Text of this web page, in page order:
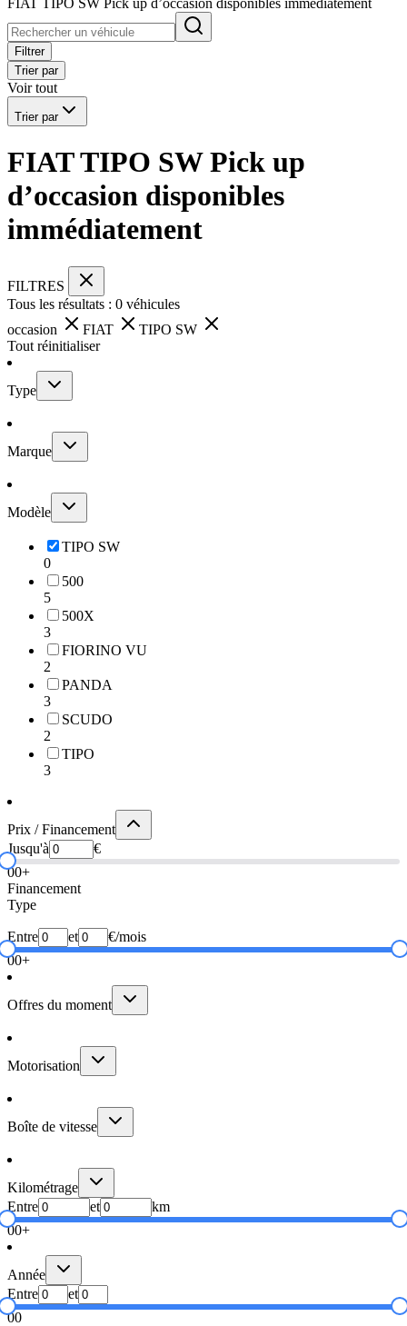
FIAT TIPO SW Pick up d’occasion disponibles immédiatement
Filtrer
Trier par
Voir tout
Trier par
FIAT TIPO SW Pick up
d’occasion disponibles
immédiatement
FILTRES
Tous les résultats : 0 véhicules
occasion
FIAT
TIPO SW
Tout réinitialiser
Type
Marque
Modèle
TIPO SW
0
500
5
500X
3
FIORINO VU
2
PANDA
3
SCUDO
2
TIPO
3
Prix / Financement
Jusqu'à
€
00+
Financement
Type
Entre et
€/mois
00+
Offres du moment
Motorisation
Boîte de vitesse
Kilométrage
Entre
et
km
00+
Année
Entre
et
00